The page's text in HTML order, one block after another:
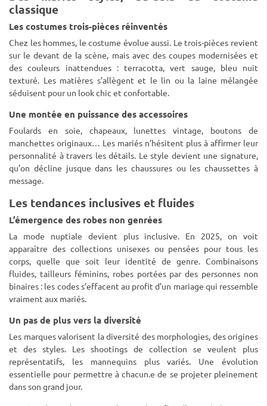
classique
Les costumes trois-pièces réinventés
Chez les hommes, le costume évolue aussi. Le trois-pièces revient
sur le devant de la scène, mais avec des coupes modernisées et
des couleurs inattendues : terracotta, vert sauge, bleu nuit
texturé. Les matières s’allègent et le lin ou la laine mélangée
séduisent pour un look chic et confortable.
Une montée en puissance des accessoires
Foulards en soie, chapeaux, lunettes vintage, boutons de
manchettes originaux… Les mariés n’hésitent plus à affirmer leur
personnalité à travers les détails. Le style devient une signature,
qu’on décline jusque dans les chaussures ou les chaussettes à
message.
Les tendances inclusives et fluides
L’émergence des robes non genrées
La mode nuptiale devient plus inclusive. En 2025, on voit
apparaître des collections unisexes ou pensées pour tous les
corps, quelle que soit leur identité de genre. Combinaisons
fluides, tailleurs féminins, robes portées par des personnes non
binaires : les codes s’effacent au profit d’un mariage qui ressemble
vraiment aux mariés.
Un pas de plus vers la diversité
Les marques valorisent la diversité des morphologies, des origines
et des styles. Les shootings de collection se veulent plus
représentatifs, les mannequins plus variés. Une évolution
essentielle pour permettre à chacun.e de se projeter pleinement
dans son grand jour.